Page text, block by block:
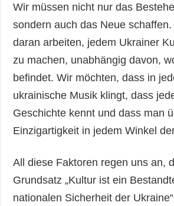
Wir müssen nicht nur das
sondern auch das Neue
daran arbeiten, jedem Ukrainer
zu machen, unabhängig davon,
befindet. Wir möchten, dass in
ukrainische Musik klingt, dass
Geschichte kennt und dass man
Einzigartigkeit in jedem Winkel
All diese Faktoren regen uns an,
Grundsatz „Kultur ist ein
nationalen Sicherheit der